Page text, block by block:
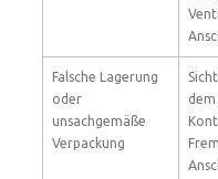
Falsche Lagerung
oder
unsachgemäße
Verpackung
dem